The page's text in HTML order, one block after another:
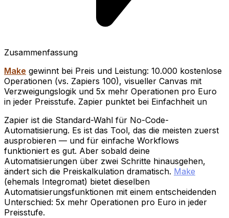
Zusammenfassung
Make gewinnt bei Preis und Leistung: 10.000 kostenlose
Operationen (vs. Zapiers 100), visueller Canvas mit
Verzweigungslogik und 5x mehr Operationen pro Euro
in jeder Preisstufe. Zapier punktet bei Einfachheit un
Zapier ist die Standard-Wahl für No-Code-
Automatisierung. Es ist das Tool, das die meisten zuerst
ausprobieren — und für einfache Workflows
funktioniert es gut. Aber sobald deine
Automatisierungen über zwei Schritte hinausgehen,
ändert sich die Preiskalkulation dramatisch. Make
(ehemals Integromat) bietet dieselben
Automatisierungsfunktionen mit einem entscheidenden
Unterschied: 5x mehr Operationen pro Euro in jeder
Preisstufe.